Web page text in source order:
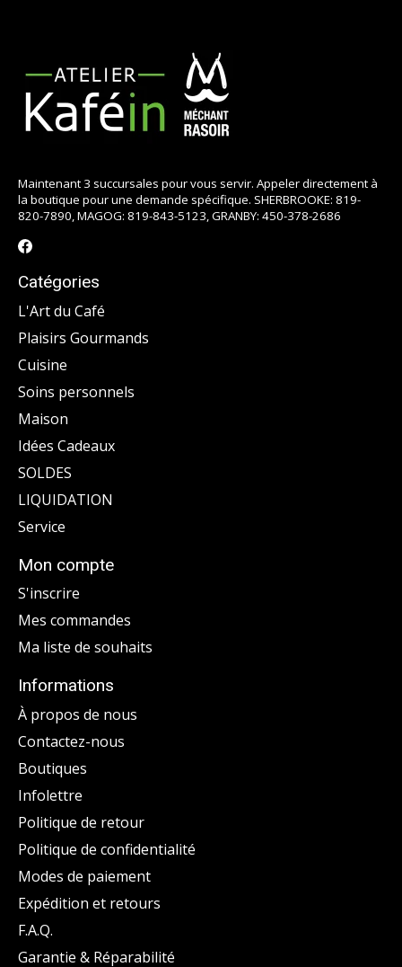
Maintenant 3 succursales pour vous servir. Appeler directement à
la boutique pour une demande spécifique. SHERBROOKE: 819-
820-7890, MAGOG: 819-843-5123, GRANBY: 450-378-2686
Catégories
L'Art du Café
Plaisirs Gourmands
Cuisine
Soins personnels
Maison
Idées Cadeaux
SOLDES
LIQUIDATION
Service
Mon compte
S'inscrire
Mes commandes
Ma liste de souhaits
Informations
À propos de nous
Contactez-nous
Boutiques
Infolettre
Politique de retour
Politique de confidentialité
Modes de paiement
Expédition et retours
F.A.Q.
Garantie & Réparabilité